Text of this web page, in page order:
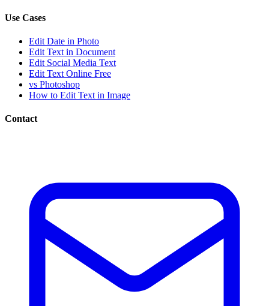
Use Cases
Edit Date in Photo
Edit Text in Document
Edit Social Media Text
Edit Text Online Free
vs Photoshop
How to Edit Text in Image
Contact